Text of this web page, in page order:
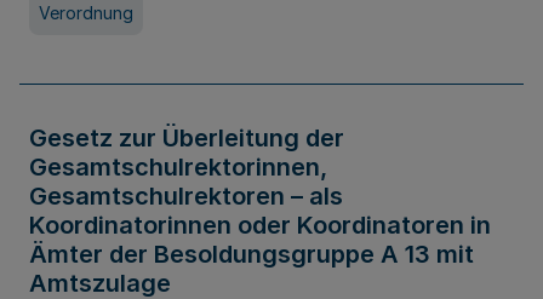
Verordnung
Gesetz zur Überleitung der
Gesamtschulrektorinnen,
Gesamtschulrektoren – als
Koordinatorinnen oder Koordinatoren in
Ämter der Besoldungsgruppe A 13 mit
Amtszulage